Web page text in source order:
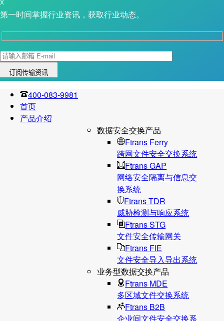
X
第一时间掌握行业资讯，获取行业动态。
400-083-9981
首页
产品介绍
数据安全交换产品
Ftrans Ferry
跨网文件安全交换系统
Ftrans GAP
网络安全隔离与信息交
换系统
Ftrans TDR
威胁检测与响应系统
Ftrans STG
文件安全传输网关
Ftrans FIE
文件安全导入导出系统
业务型数据交换产品
Ftrans MDE
多区域文件交换系统
Ftrans B2B
企业间文件安全交换系